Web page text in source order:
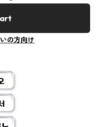
の方向け